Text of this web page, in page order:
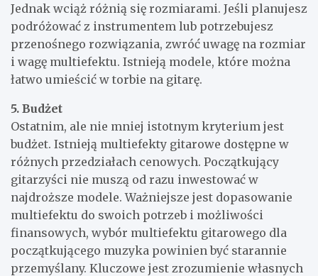
Jednak wciąż różnią się rozmiarami. Jeśli planujesz
podróżować z instrumentem lub potrzebujesz
przenośnego rozwiązania, zwróć uwagę na rozmiar
i wagę multiefektu. Istnieją modele, które można
łatwo umieścić w torbie na gitarę.
5. Budżet
Ostatnim, ale nie mniej istotnym kryterium jest
budżet. Istnieją multiefekty gitarowe dostępne w
różnych przedziałach cenowych. Początkujący
gitarzyści nie muszą od razu inwestować w
najdroższe modele. Ważniejsze jest dopasowanie
multiefektu do swoich potrzeb i możliwości
finansowych, wybór multiefektu gitarowego dla
początkującego muzyka powinien być starannie
przemyślany. Kluczowe jest zrozumienie własnych